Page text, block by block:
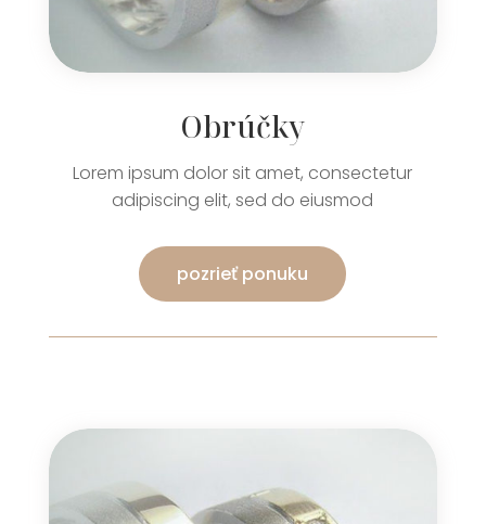
Obrúčky
Lorem ipsum dolor sit amet, consectetur
adipiscing elit, sed do eiusmod
pozrieť ponuku